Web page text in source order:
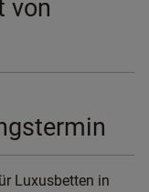
von
Luxusbetten in